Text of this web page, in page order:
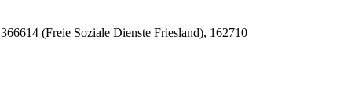
(Freie Soziale Dienste Friesland), 162710